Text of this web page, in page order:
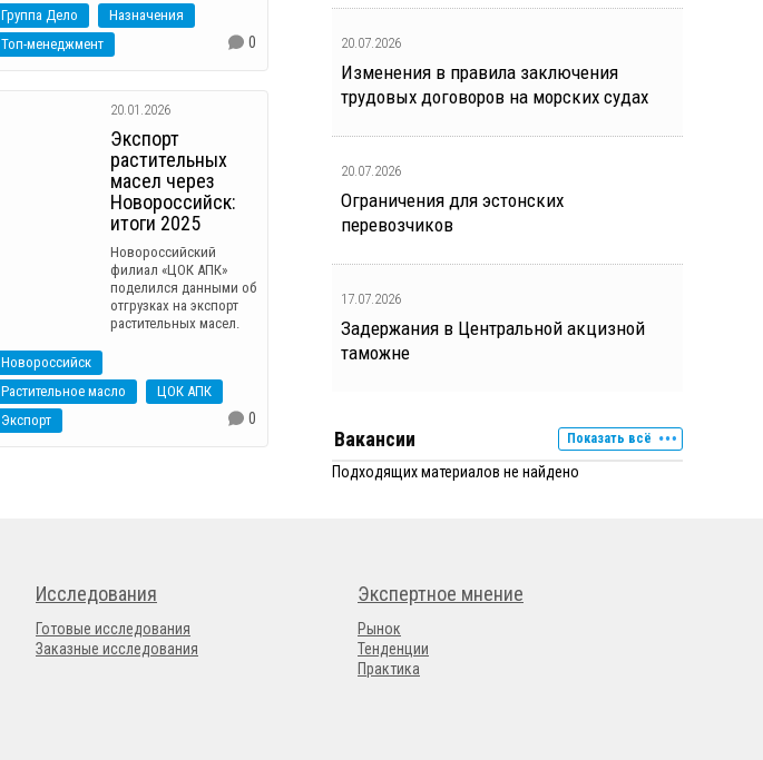
Группа Дело
Назначения
Топ-менеджмент
0
20.01.2026
Экспорт
растительных
масел через
Новороссийск:
итоги 2025
Новороссийский
филиал «ЦОК АПК»
поделился данными об
отгрузках на экспорт
растительных масел.
Новороссийск
Растительное масло
ЦОК АПК
Экспорт
0
20.07.2026
Изменения в правила заключения
трудовых договоров на морских судах
20.07.2026
Ограничения для эстонских
перевозчиков
17.07.2026
Задержания в Центральной акцизной
таможне
Вакансии Показать всё
Подходящих материалов не найдено
Исследования
Готовые исследования
Заказные исследования
Экспертное мнение
Рынок
Тенденции
Практика